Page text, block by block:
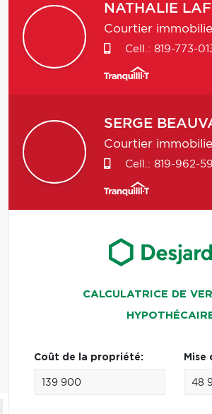
NATHALIE
Courtier
Cell.: 819-773-
SERGE
Courtier
Cell.: 819-962-
CALCULATRICE DE
Coût de la propriété: Mise